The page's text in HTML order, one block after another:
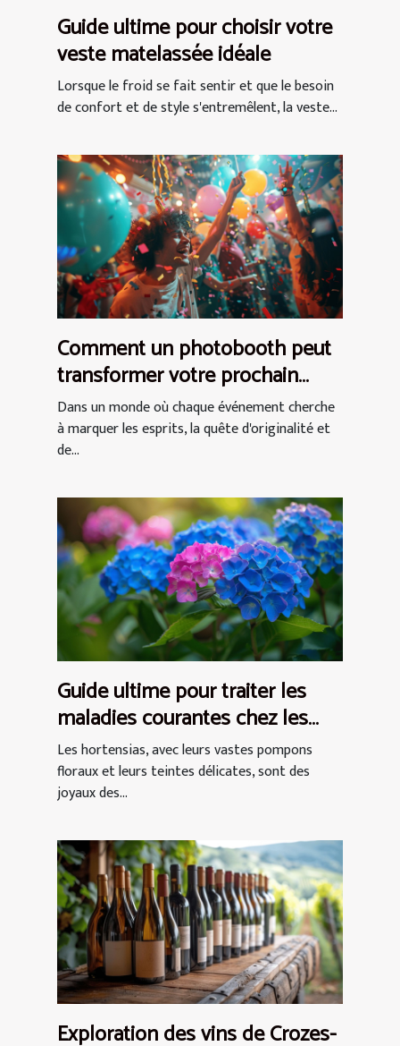
Guide ultime pour choisir votre
veste matelassée idéale
Lorsque le froid se fait sentir et que le besoin
de confort et de style s'entremêlent, la veste...
Comment un photobooth peut
transformer votre prochain
événement en expérience
inoubliable
Dans un monde où chaque événement cherche
à marquer les esprits, la quête d'originalité et
de...
Guide ultime pour traiter les
maladies courantes chez les
hortensias
Les hortensias, avec leurs vastes pompons
floraux et leurs teintes délicates, sont des
joyaux des...
Exploration des vins de Crozes-